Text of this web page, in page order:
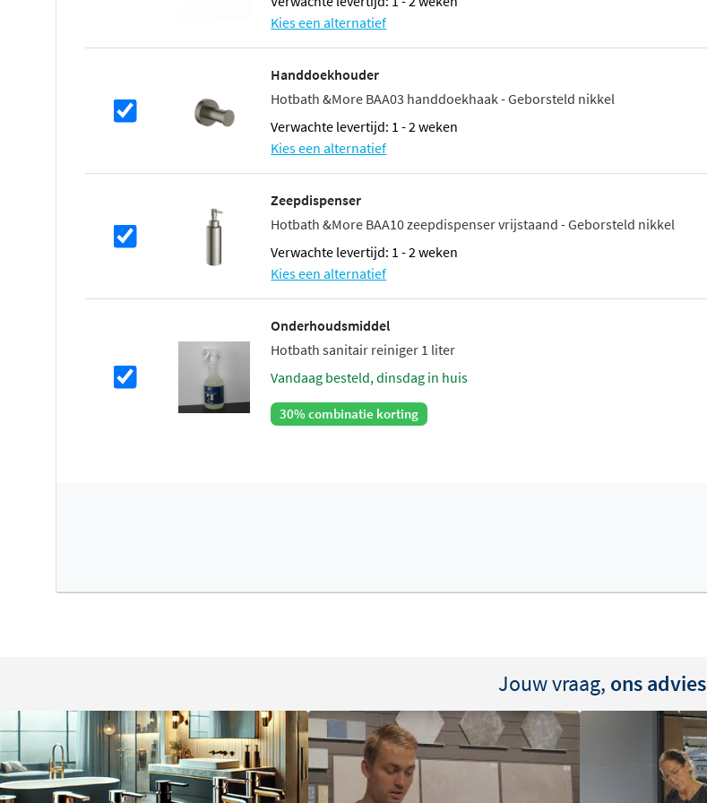
Kies een alternatief
Handdoekhouder
Hotbath &More BAA03 handdoekhaak - Geborsteld nikkel
Verwachte levertijd: 1 - 2 weken
Kies een alternatief
Zeepdispenser
Hotbath &More BAA10 zeepdispenser vrijstaand - Geborsteld nikkel
Verwachte levertijd: 1 - 2 weken
Kies een alternatief
Onderhoudsmiddel
Hotbath sanitair reiniger 1 liter
vandaag besteld, dinsdag in huis
30% combinatie korting
Jouw vraag, ons advies